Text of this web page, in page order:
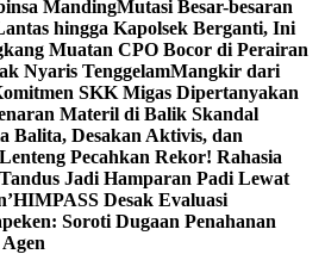
MandingMutasi Besar-besaran
hingga Kapolsek Berganti, Ini
Muatan CPO Bocor di Perairan
Nyaris TenggelamMangkir dari
SKK Migas Dipertanyakan
Materil di Balik Skandal
Balita, Desakan Aktivis, dan
Lenteng Pecahkan Rekor! Rahasia
Jadi Hamparan Padi Lewat
HIMPASS Desak Evaluasi
Soroti Dugaan Penahanan